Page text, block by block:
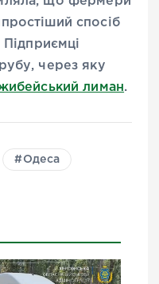
спосіб
Підприємці
через яку
лиман.
Одеса